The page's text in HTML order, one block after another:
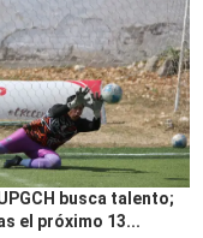
busca talento;
el próximo 13...